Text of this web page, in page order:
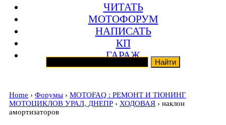
ЧИТАТЬ
МОТОФОРУМ
НАПИСАТЬ
КП
ГАРАЖ
Home › Форумы › MOTOFAQ : РЕМОНТ И ТЮНИНГ
МОТОЦИКЛОВ УРАЛ, ДНЕПР › ХОДОВАЯ › наклон
амортизаторов